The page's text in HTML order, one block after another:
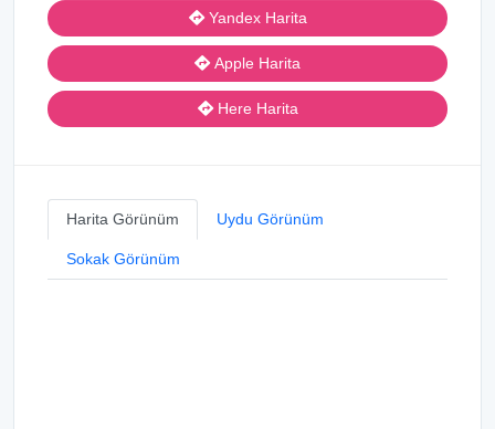
Yandex Harita
Apple Harita
Here Harita
Harita Görünüm Uydu Görünüm
Sokak Görünüm